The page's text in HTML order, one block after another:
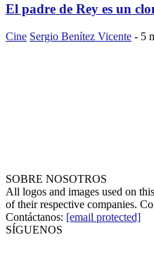
El padre de Rey es un
Cine Sergio Benítez Vicente - 5
SOBRE NOSOTROS
All logos and images used on
of their respective companies.
Contáctanos: [email protected]
SÍGUENOS